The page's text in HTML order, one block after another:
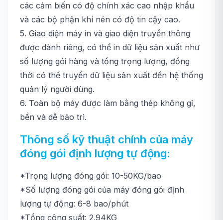
các cảm biến có độ chính xác cao nhập khẩu
và các bộ phận khí nén có độ tin cậy cao.
5. Giao diện máy in và giao diện truyền thông
được dành riêng, có thể in dữ liệu sản xuất như
số lượng gói hàng và tổng trọng lượng, đồng
thời có thể truyền dữ liệu sản xuất đến hệ thống
quản lý người dùng.
6. Toàn bộ máy được làm bằng thép không gỉ,
bền và dễ bảo trì.
Thông số kỹ thuật chính của máy
đóng gói định lượng tự động:
*Trọng lượng đóng gói: 10-50KG/bao
*Số lượng đóng gói của máy đóng gói định
lượng tự động: 6-8 bao/phút
*Tổng công suất: 2.94KG